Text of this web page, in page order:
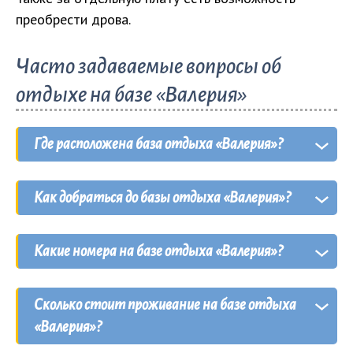
преобрести дрова.
Часто задаваемые вопросы об
отдыхе на базе «Валерия»
Где расположена база отдыха «Валерия»?
База отдыха «Валерия» находится в
курортном поселкеКирилловканаФедотовой
слияния новой и старой дорог на косе.
Как добраться до базы отдыха «Валерия»?
Добраться до базы отдыха «Валерия» можно
как наличном транспорте, свернув на
на Федотову косу, так ина маршрутном такси
№2, которые ходят регулярно с центрального
автовокзала Кирилловки.
Какие номера на базе отдыха «Валерия»?
На базе отдыха «Валерия» есть
однокомнатные и двухкомнатныеномера
«Люкс»со всеми удобствами, а также
Сколько стоит проживание на базе отдыха
«Валерия»?